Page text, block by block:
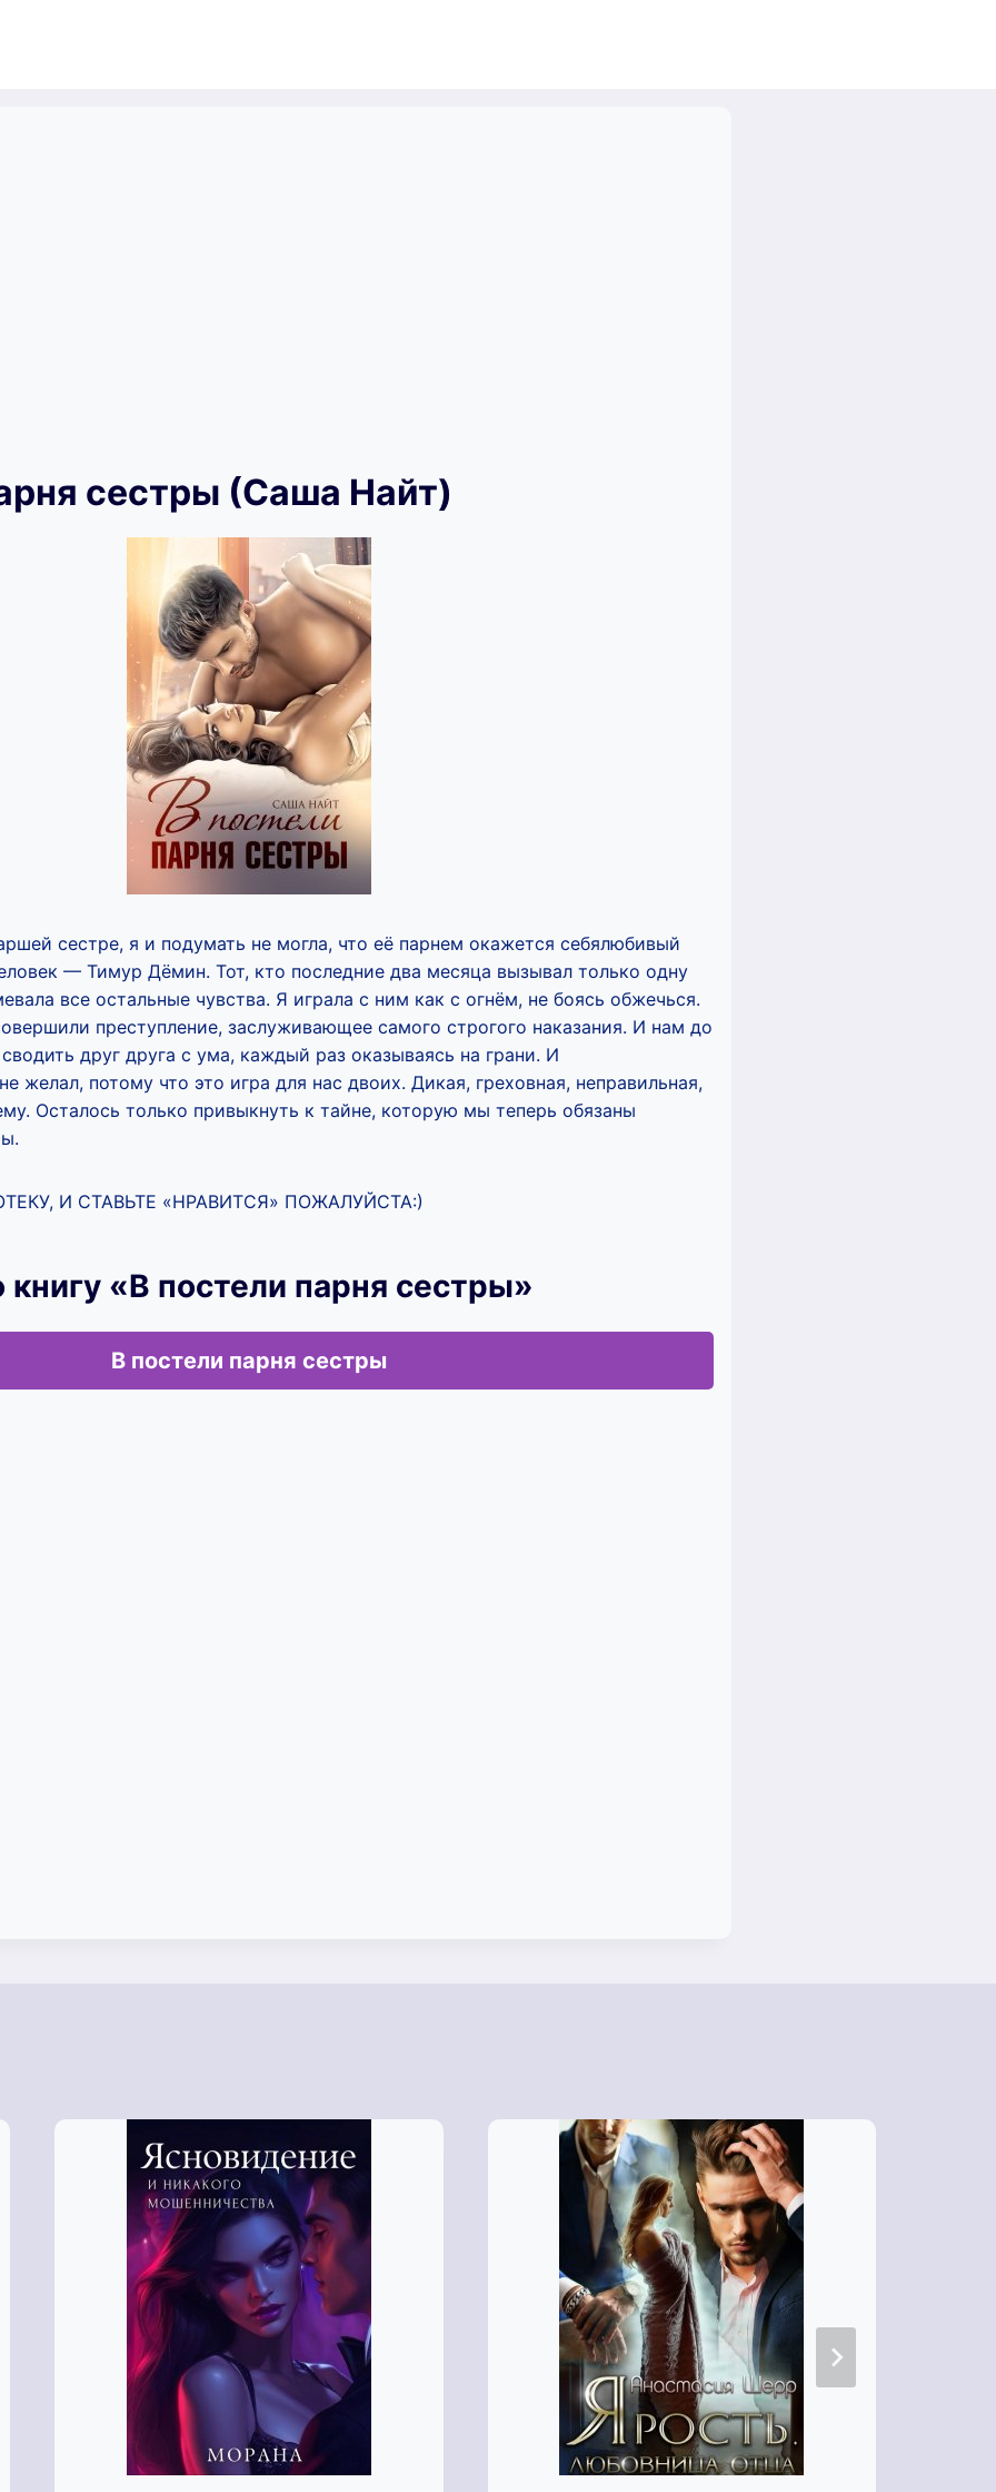
сестры (Саша Найт)
сестре, я и подумать не могла, что её парнем окажется себялюбивый
— Тимур Дёмин. Тот, кто последние два месяца вызывал только одну
все остальные чувства. Я играла с ним как с огнём, не боясь обжечься.
преступление, заслуживающее самого строгого наказания. И нам до
друг друга с ума, каждый раз оказываясь на грани. И
желал, потому что это игра для нас двоих. Дикая, греховная, неправильная,
Осталось только привыкнуть к тайне, которую мы теперь обязаны
И СТАВЬТЕ «НРАВИТСЯ» ПОЖАЛУЙСТА:)
«В постели парня сестры»
В постели парня сестры